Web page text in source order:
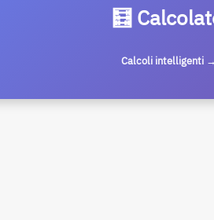
🧮
Calcoli intelligenti